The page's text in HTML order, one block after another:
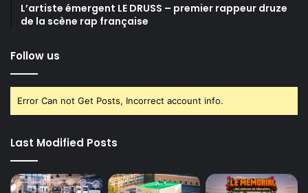
L’artiste émergent LE DRUSS – premier rappeur druze
de la scène rap française
Follow us
Error Can not Get Posts, Incorrect account info.
Last Modified Posts